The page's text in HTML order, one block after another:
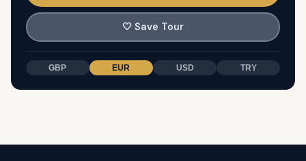
🤍 Save Tour
GBP EUR USD TRY